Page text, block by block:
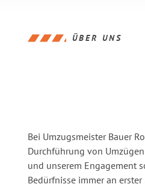
ÜBER UNS
Bei Umzugsmeister Bauer
Durchführung von
und unserem Engagement
Bedürfnisse immer an